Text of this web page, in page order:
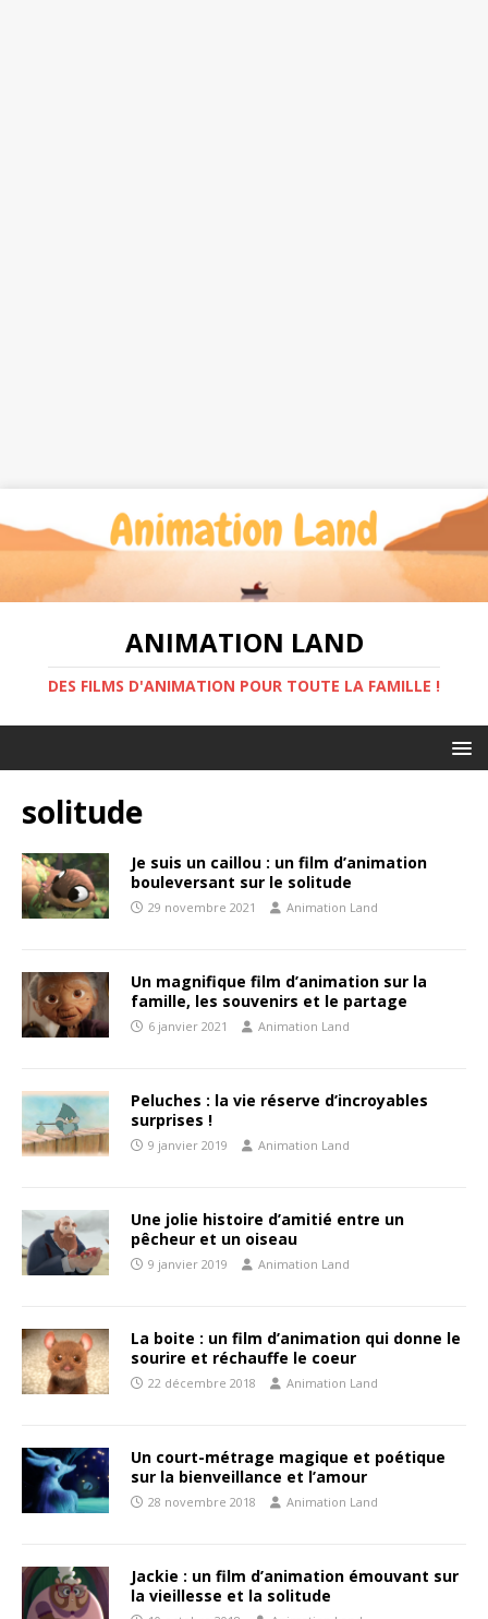
ANIMATION LAND
DES FILMS D'ANIMATION POUR TOUTE LA FAMILLE !
solitude
Je suis un caillou : un film d’animation
bouleversant sur le solitude
29 novembre 2021 Animation Land
Un magnifique film d’animation sur la
famille, les souvenirs et le partage
6 janvier 2021 Animation Land
Peluches : la vie réserve d’incroyables
surprises !
9 janvier 2019 Animation Land
Une jolie histoire d’amitié entre un
pêcheur et un oiseau
9 janvier 2019 Animation Land
La boite : un film d’animation qui donne le
sourire et réchauffe le coeur
22 décembre 2018 Animation Land
Un court-métrage magique et poétique
sur la bienveillance et l’amour
28 novembre 2018 Animation Land
Jackie : un film d’animation émouvant sur
la vieillesse et la solitude